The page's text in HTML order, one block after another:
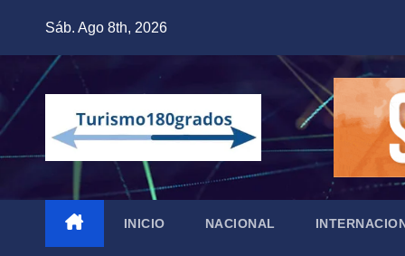
contenido
Sáb. Ago 8th, 2026
INICIO NACIONAL